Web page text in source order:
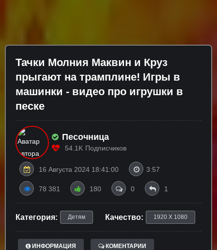
Тачки Молния Маквин и Круз
прыгают на трамплине! Игры в
машинки - видео про игрушки в
песке
Песочница
54.1K Подписчиков
16 Августа 2024 18:41:00 3:57
78 381 180 0 1
Категория: Детям Качество: 1920 X 1080
ИНФОРМАЦИЯ КОМЕНТАРИИ